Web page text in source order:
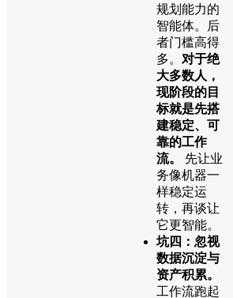
规划能力的
智能体。后
者门槛高得
多。 对于绝
大多数人，
现阶段的目
标就是先搭
建稳定、可
靠的工作
流。
​ 先让业
务像机器一
样稳定运
转，再谈让
它更智能。
坑四：忽视
数据沉淀与
资产积累。
工作流跑起